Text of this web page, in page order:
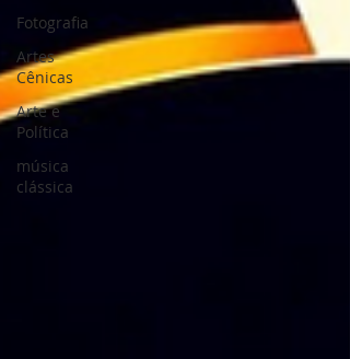
Fotografia
Artes
Cênicas
Arte e
Política
música
clássica